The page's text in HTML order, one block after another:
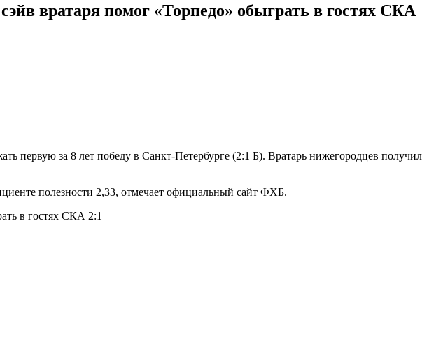
вратаря помог «Торпедо» обыграть в гостях СКА
первую за 8 лет победу в Санкт-Петербурге (2:1 Б). Вратарь нижегородцев получил
полезности 2,33, отмечает официальный сайт ФХБ.